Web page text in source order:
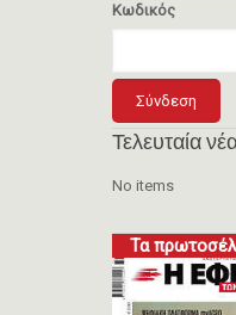
Κωδικός
Τελευταία
No items
Τα